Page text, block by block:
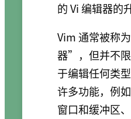
的 Vi 编辑器的
Vim 通常被称
器”，但并不
于编辑任何类
许多功能，例
窗口和缓冲区